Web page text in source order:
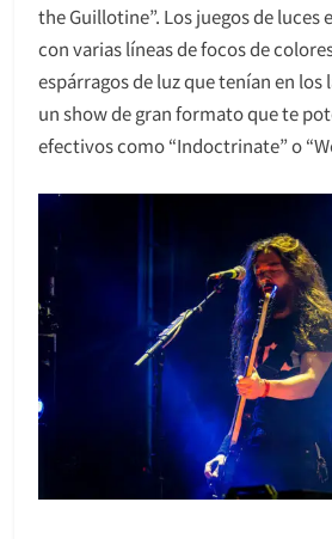
the Guillotine”. Los juegos de luces
con varias líneas de focos de
espárragos de luz que tenían en los
un show de gran formato que te
efectivos como “Indoctrinate” o